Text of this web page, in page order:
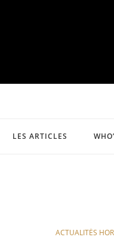
LES ARTICLES
ACTUALITÉS